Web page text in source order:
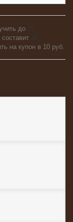
до
на купон в 10 руб.